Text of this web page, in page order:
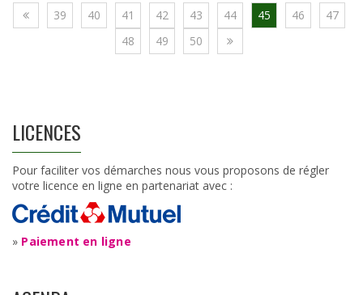
39 40 41 42 43 44 45 46
47
48
49 50
LICENCES
Pour faciliter vos démarches nous vous proposons de régler
votre licence en ligne en partenariat avec :
» Paiement en ligne